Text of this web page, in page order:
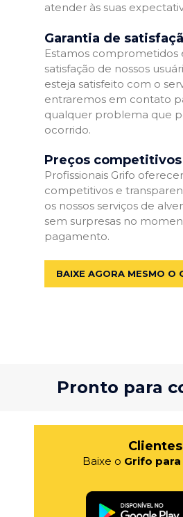
atender às suas
Garantia de
Estamos comprometidos
satisfação de nossos
esteja satisfeito com o
entraremos em contato
qualquer problema que
ocorrido.
Preços competitivos
Profissionais Grifo
competitivos e
os nossos serviços de
sem surpresas no
pagamento.
BAIXE AGORA MESMO O
Pronto para
Clientes
Baixe o Grifo